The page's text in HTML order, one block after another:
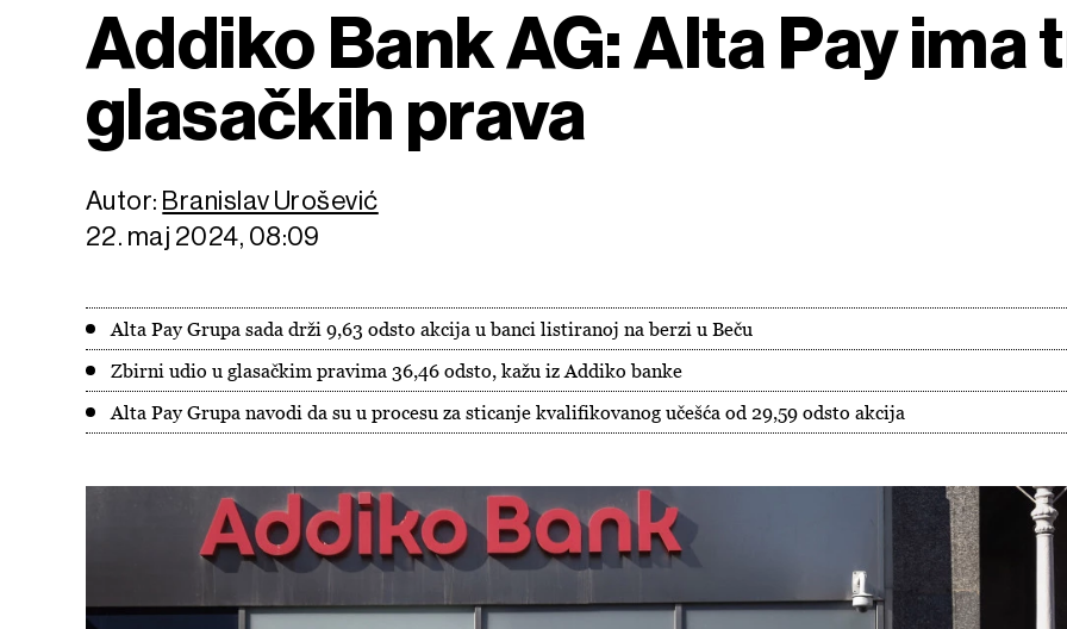
Addiko Bank AG: Alta Pay ima
glasačkih prava
Autor: Branislav Urošević
22. maj 2024, 08:09
Alta Pay Grupa sada drži 9,63 odsto akcija u banci listiranoj na berzi u Beču
Zbirni udio u glasačkim pravima 36,46 odsto, kažu iz Addiko banke
Alta Pay Grupa navodi da su u procesu za sticanje kvalifikovanog učešća od 29,59 odsto akcija